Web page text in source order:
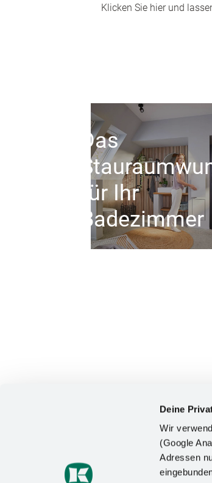
Deine
Wir
(Google
Adressen
Klicken Sie hier und
Das
für Ihr
Badezimmer